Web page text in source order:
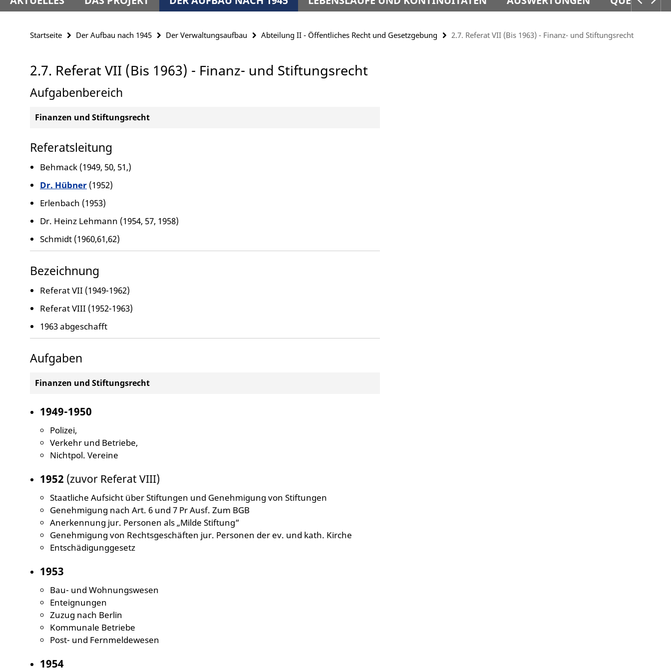
Startseite Der Aufbau nach 1945 Der Verwaltungsaufbau Abteilung II - Öffentliches Recht und Gesetzgebung 2.7. Referat VII (Bis 1963) - Finanz- und Stiftungsrecht
2.7. Referat VII (Bis 1963) - Finanz- und Stiftungsrecht
Aufgabenbereich
Finanzen und Stiftungsrecht
Referatsleitung
Behmack (1949, 50, 51,)
Dr. Hübner (1952)
Erlenbach (1953)
Dr. Heinz Lehmann (1954, 57, 1958)
Schmidt (1960,61,62)
Bezeichnung
Referat VII (1949-1962)
Referat VIII (1952-1963)
1963 abgeschafft
Aufgaben
Finanzen und Stiftungsrecht
1949-1950
Polizei,
Verkehr und Betriebe,
Nichtpol. Vereine
1952 (zuvor Referat VIII)
Staatliche Aufsicht über Stiftungen und Genehmigung von Stiftungen
Genehmigung nach Art. 6 und 7 Pr Ausf. Zum BGB
Anerkennung jur. Personen als „Milde Stiftung“
Genehmigung von Rechtsgeschäften jur. Personen der ev. und kath. Kirche
Entschädigunggesetz
1953
Bau- und Wohnungswesen
Enteignungen
Zuzug nach Berlin
Kommunale Betriebe
Post- und Fernmeldewesen
1954